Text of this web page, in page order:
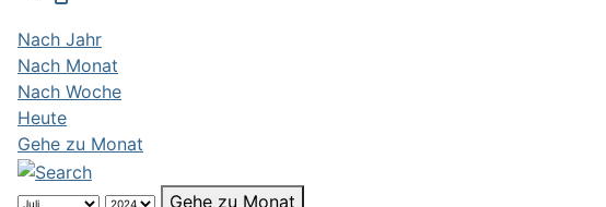
Nach Jahr
Nach Monat
Nach Woche
Heute
Gehe zu Monat
Gehe zu Monat